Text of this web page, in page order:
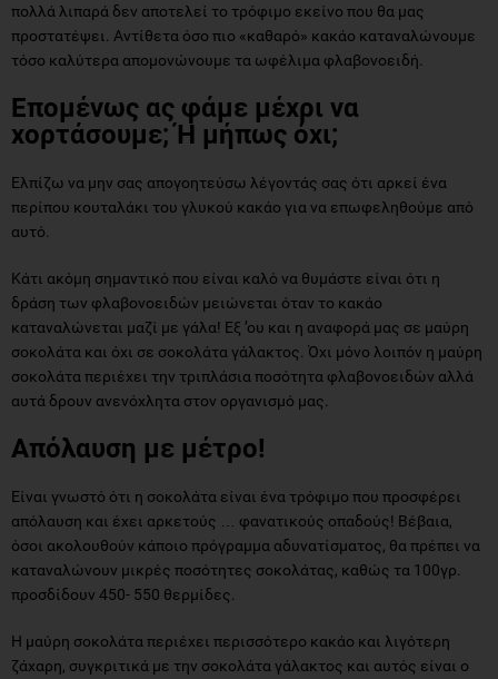
πολλά λιπαρά δεν αποτελεί το τρόφιμο εκείνο που θα μας
προστατέψει. Αντίθετα όσο πιο «καθαρό» κακάο καταναλώνουμε
τόσο καλύτερα απομονώνουμε τα ωφέλιμα φλαβονοειδή.
Επομένως ας φάμε μέχρι να
χορτάσουμε; Ή μήπως όχι;
Ελπίζω να μην σας απογοητεύσω λέγοντάς σας ότι αρκεί ένα
περίπου κουταλάκι του γλυκού κακάο για να επωφεληθούμε από
αυτό.
Κάτι ακόμη σημαντικό που είναι καλό να θυμάστε είναι ότι η
δράση των φλαβονοειδών μειώνεται όταν το κακάο
καταναλώνεται μαζί με γάλα! Εξ ’ου και η αναφορά μας σε μαύρη
σοκολάτα και όχι σε σοκολάτα γάλακτος. Όχι μόνο λοιπόν η μαύρη
σοκολάτα περιέχει την τριπλάσια ποσότητα φλαβονοειδών αλλά
αυτά δρουν ανενόχλητα στον οργανισμό μας.
Απόλαυση με μέτρο!
Είναι γνωστό ότι η σοκολάτα είναι ένα τρόφιμο που προσφέρει
απόλαυση και έχει αρκετούς … φανατικούς οπαδούς! Βέβαια,
όσοι ακολουθούν κάποιο πρόγραμμα αδυνατίσματος, θα πρέπει να
καταναλώνουν μικρές ποσότητες σοκολάτας, καθώς τα 100γρ.
προσδίδουν 450- 550 θερμίδες.
Η μαύρη σοκολάτα περιέχει περισσότερο κακάο και λιγότερη
ζάχαρη, συγκριτικά με την σοκολάτα γάλακτος και αυτός είναι ο